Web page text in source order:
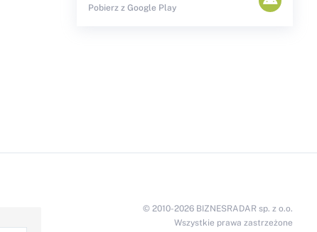
Pobierz z Google Play
© 2010-2026 BIZNESRADAR sp. z o.o.
Wszystkie prawa zastrzeżone